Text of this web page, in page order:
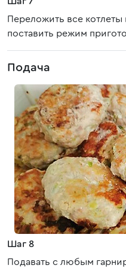
Переложить все котлеты
поставить режим
Подача
Шаг 8
Подавать с любым